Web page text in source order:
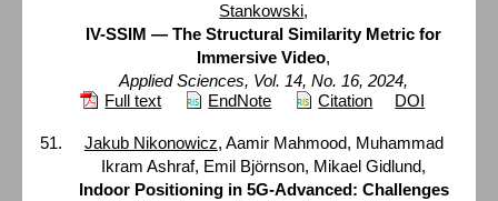
Stankowski,
IV-SSIM — The Structural Similarity Metric for
Immersive Video,
Applied Sciences, Vol. 14, No. 16, 2024,
Full text
EndNote Citation DOI
Jakub Nikonowicz, Aamir Mahmood, Muhammad
Ikram Ashraf, Emil Björnson, Mikael Gidlund,
Indoor Positioning in 5G-Advanced: Challenges